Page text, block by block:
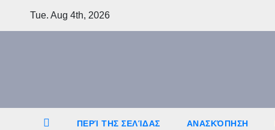
Tue. Aug 4th, 2026
ΠΕΡΊ ΤΗΣ ΣΕΛΊΔΑΣ ΑΝΑΣΚΌΠΗΣΗ